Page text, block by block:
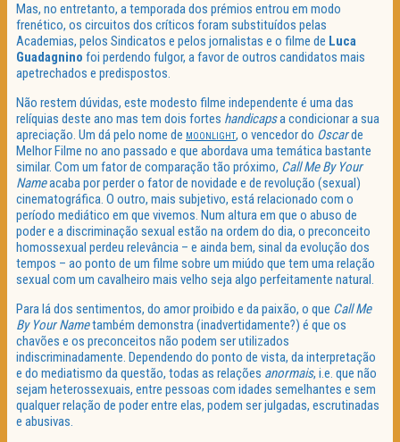
Mas, no entretanto, a temporada dos prémios entrou em modo
frenético, os circuitos dos críticos foram substituídos pelas
Academias, pelos Sindicatos e pelos jornalistas e o filme de Luca
Guadagnino foi perdendo fulgor, a favor de outros candidatos mais
apetrechados e predispostos.
Não restem dúvidas, este modesto filme independente é uma das
relíquias deste ano mas tem dois fortes handicapsa condicionar a sua
apreciação. Um dá pelo nome de MOONLIGHT, o vencedor do Oscarde
Melhor Filme no ano passado e que abordava uma temática bastante
similar. Com um fator de comparação tão próximo, Call Me By Your
Nameacaba por perder o fator de novidade e de revolução (sexual)
cinematográfica. O outro, mais subjetivo, está relacionado com o
período mediático em que vivemos. Num altura em que o abuso de
poder e a discriminação sexual estão na ordem do dia, o preconceito
homossexual perdeu relevância – e ainda bem, sinal da evolução dos
tempos – ao ponto de um filme sobre um miúdo que tem uma relação
sexual com um cavalheiro mais velho seja algo perfeitamente natural.
Para lá dos sentimentos, do amor proibido e da paixão, o que Call Me
By Your Nametambém demonstra (inadvertidamente?) é que os
chavões e os preconceitos não podem ser utilizados
indiscriminadamente. Dependendo do ponto de vista, da interpretação
e do mediatismo da questão, todas as relações anormais, i.e. que não
sejam heterossexuais, entre pessoas com idades semelhantes e sem
qualquer relação de poder entre elas, podem ser julgadas, escrutinadas
e abusivas.